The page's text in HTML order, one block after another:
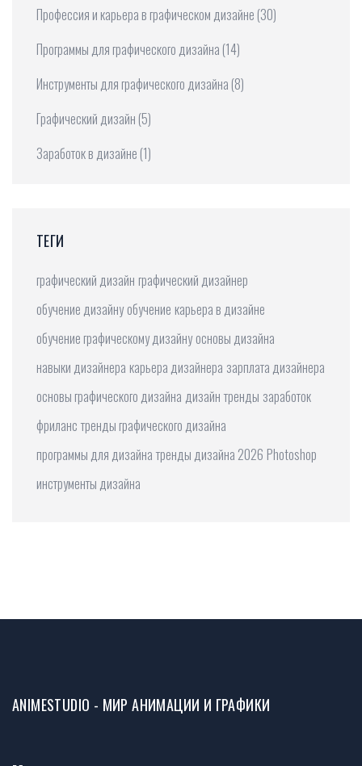
Профессия и карьера в графическом дизайне (30)
Программы для графического дизайна (14)
Инструменты для графического дизайна (8)
Графический дизайн (5)
Заработок в дизайне (1)
ТЕГИ
графический дизайн графический дизайнер
обучение дизайну обучение карьера в дизайне
обучение графическому дизайну основы дизайна
навыки дизайнера карьера дизайнера зарплата дизайнера
основы графического дизайна дизайн тренды заработок
фриланс тренды графического дизайна
программы для дизайна тренды дизайна 2026 Photoshop
инструменты дизайна
ANIMESTUDIO - МИР АНИМАЦИИ И ГРАФИКИ